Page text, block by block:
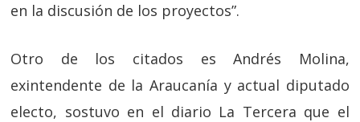
en la discusión de los proyectos”.
Otro de los citados es Andrés Molina,
exintendente de la Araucanía y actual diputado
electo, sostuvo en el diario La Tercera que el